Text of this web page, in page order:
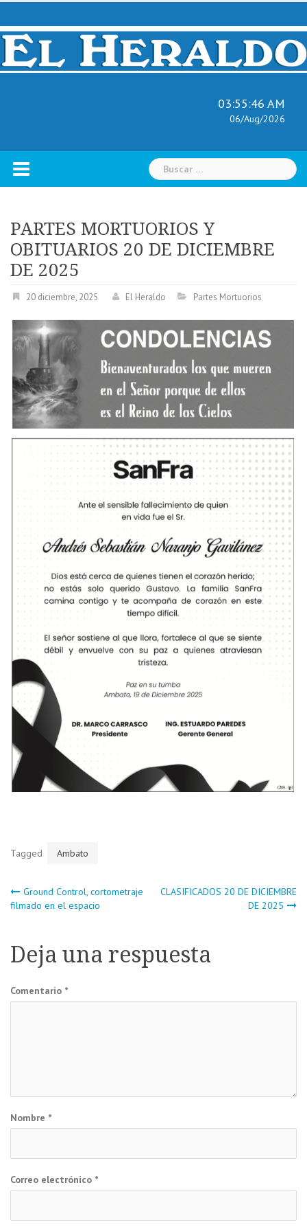
Skip
content
03:55:47 AM
06/Aug/2026
Buscar:
PARTES MORTUORIOS Y
OBITUARIOS 20 DE DICIEMBRE
DE 2025
20 diciembre, 2025 El Heraldo Partes Mortuorios
Tagged Ambato
Navegación
entradas
Ground Control, cortometraje
filmado en el espacio
CLASIFICADOS 20 DE DICIEMBRE
DE 2025
Deja una respuesta
Comentario *
Nombre *
Correo electrónico *